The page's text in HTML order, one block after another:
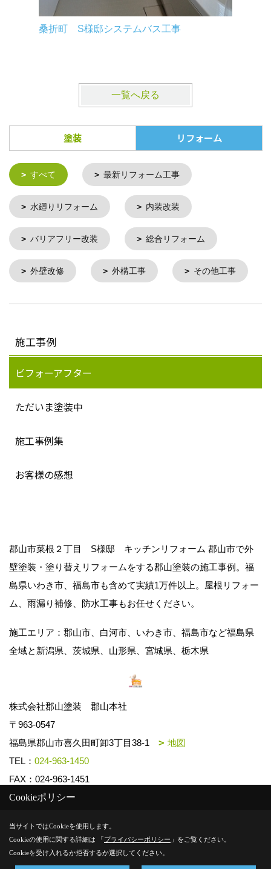
桑折町 S様邸システムバス工事
一覧へ戻る
塗装 リフォーム
すべて 最新リフォーム工事
水廻りリフォーム 内装改装
バリアフリー改装 総合リフォーム
外壁改修 外構工事 その他工事
施工事例
ビフォーアフター
ただいま塗装中
施工事例集
お客様の感想
郡山市菜根２丁目 S様邸 キッチンリフォーム 郡山市で外
壁塗装・塗り替えリフォームをする郡山塗装の施工事例。福
島県いわき市、福島市も含めて実績1万件以上。屋根リフォー
ム、雨漏り補修、防水工事もお任せください。
施工エリア：郡山市、白河市、いわき市、福島市など福島県
全域と新潟県、茨城県、山形県、宮城県、栃木県
株式会社郡山塗装 郡山本社
〒963-0547
福島県郡山市喜久田町卸3丁目38-1
地図
TEL： 024-963-1450
FAX：024-963-1451
Copyright (c) k-toso. All Rights Reserved.
Produced byゴデスクリエイト
Cookieポリシー
当サイトではCookieを使用します。
Cookieの使用に関する詳細は 「プライバシーポリシー 」をご覧ください。
Cookieを受け入れるか拒否するか選択してください。